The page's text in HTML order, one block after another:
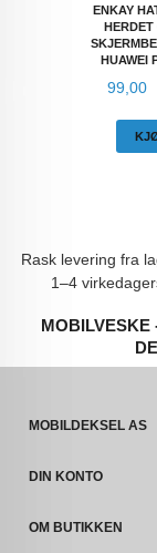
ENKAY
HUAWEI
Tilbud
99,00
Rask levering fra
1–4
MOBILDEKSEL AS
DIN KONTO
OM BUTIKKEN